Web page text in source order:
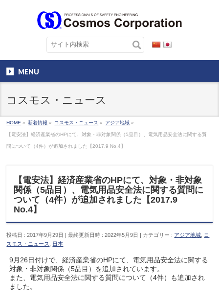
MENU
コスモス・ニュース
HOME » 新着情報 » コスモス・ニュース » アジア地域 »
【電安法】経済産業省のHPにて、対象・非対象関係（5品目）、電気用品安全法に関する質
問について（4件）が追加されました【2017.9 No.4】
【電安法】経済産業省のHPにて、対象・非対象
関係（5品目）、電気用品安全法に関する質問に
ついて（4件）が追加されました【2017.9
No.4】
投稿日 : 2017年9月29日 最終更新日時 : 2022年5月9日 カテゴリー : アジア地域
コ
スモス・ニュース
日本
9月26日付けで、経済産業省のHPにて、電気用品安全法に関する
対象・非対象関係（5品目）を追加されています。
また、電気用品安全法に関する質問について（4件）も追加され
ました。